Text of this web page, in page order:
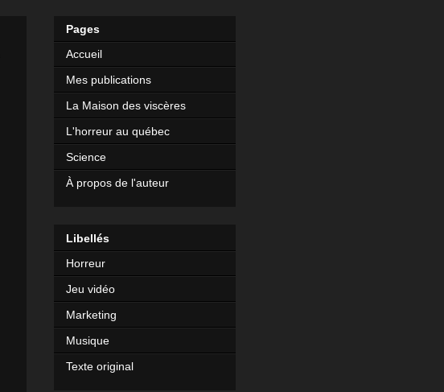
Pages
Accueil
Mes publications
La Maison des viscères
L'horreur au québec
Science
À propos de l'auteur
Libellés
Horreur
Jeu vidéo
Marketing
Musique
Texte original